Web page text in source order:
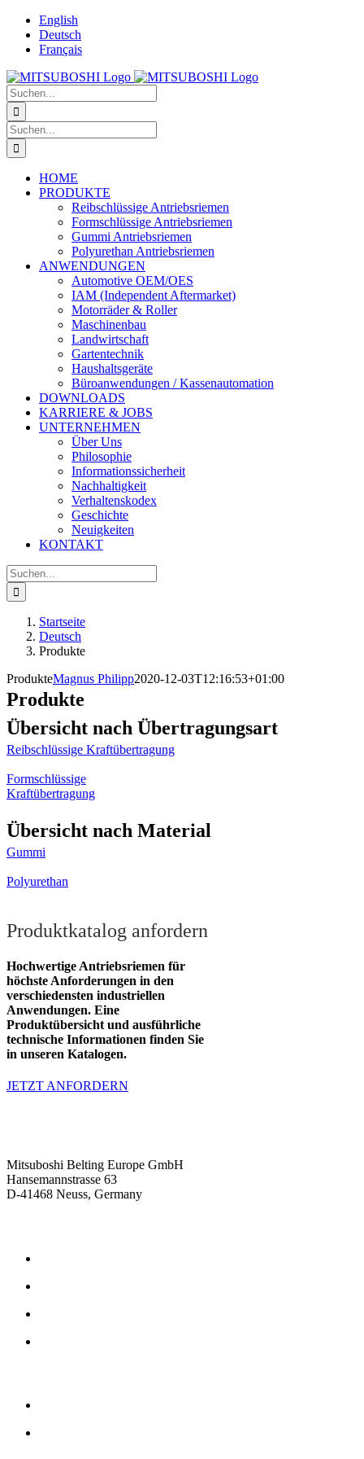
Zum
Inhalt
springen
English
Deutsch
Français
Suche
nach:
Suche
nach:
HOME
PRODUKTE
Reibschlüssige Antriebsriemen
Formschlüssige Antriebsriemen
Gummi Antriebsriemen
Polyurethan Antriebsriemen
ANWENDUNGEN
Automotive OEM/OES
IAM (Independent Aftermarket)
Motorräder & Roller
Maschinenbau
Landwirtschaft
Gartentechnik
Haushaltsgeräte
Büroanwendungen / Kassenautomation
DOWNLOADS
KARRIERE & JOBS
UNTERNEHMEN
Über Uns
Philosophie
Informationssicherheit
Nachhaltigkeit
Verhaltenskodex
Geschichte
Neuigkeiten
KONTAKT
Suche
nach:
Startseite
Deutsch
Produkte
ProdukteMagnus Philipp2020-12-03T12:16:53+01:00
Produkte
Übersicht nach Übertragungsart
Reibschlüssige Kraftübertragung
Formschlüssige
Kraftübertragung
Übersicht nach Material
Gummi
Polyurethan
Produktkatalog anfordern
Hochwertige Antriebsriemen für
höchste Anforderungen in den
verschiedensten industriellen
Anwendungen. Eine
Produktübersicht und ausführliche
technische Informationen finden Sie
in unseren Katalogen.
JETZT ANFORDERN
Mitsuboshi Belting Europe GmbH
Hansemannstrasse 63
D-41468 Neuss, Germany